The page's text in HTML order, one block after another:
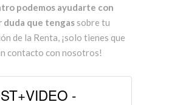
podemos ayudarte con
duda que tengas sobre tu
de la Renta, ¡solo tienes que
contacto con nosotros!
-